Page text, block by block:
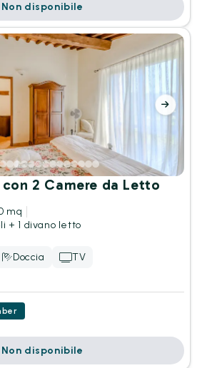
Non disponibile
2 Camere da Letto
mq
+ 1 divano letto
Doccia
TV
Non disponibile